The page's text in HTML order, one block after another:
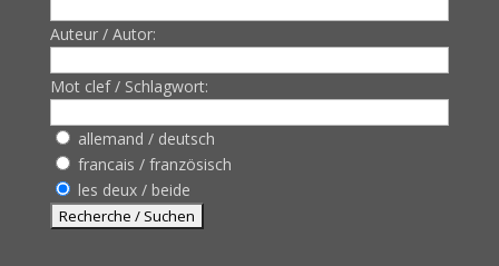
Auteur / Autor:
Mot clef / Schlagwort:
allemand / deutsch
francais / französisch
les deux / beide